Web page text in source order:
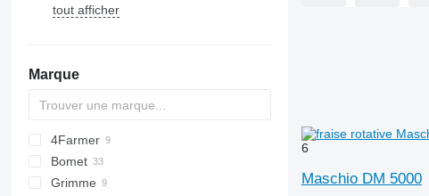
herses à disques
tout afficher
Marque
4Farmer
Multivator
FV
Bomet
U-series
Pioneer
300-series
Grimme
6
Maschio DM 5000